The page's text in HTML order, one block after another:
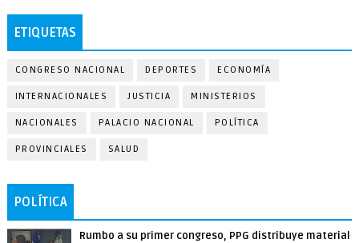
ETIQUETAS
CONGRESO NACIONAL DEPORTES ECONOMÍA
INTERNACIONALES JUSTICIA MINISTERIOS
NACIONALES PALACIO NACIONAL POLÍTICA
PROVINCIALES SALUD
POLÍTICA
Rumbo a su primer congreso, PPG distribuye material